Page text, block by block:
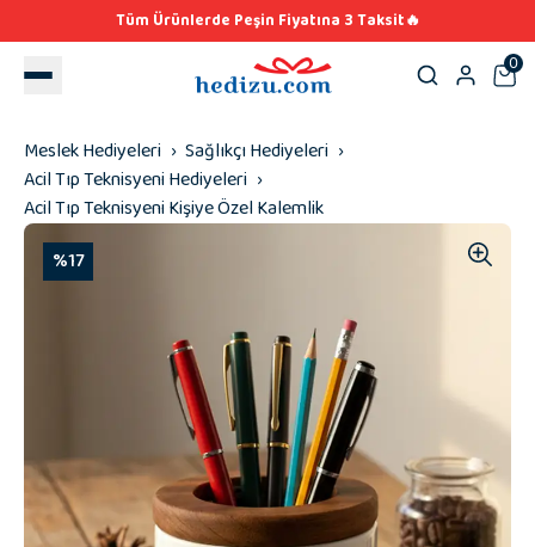
Tüm Ürünlerde Peşin Fiyatına 3 Taksit🔥
0
Meslek Hediyeleri
Sağlıkçı Hediyeleri
Acil Tıp Teknisyeni Hediyeleri
Acil Tıp Teknisyeni Kişiye Özel Kalemlik
%17